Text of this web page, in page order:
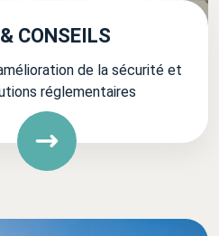
CONSEILS
de la sécurité et
réglementaires